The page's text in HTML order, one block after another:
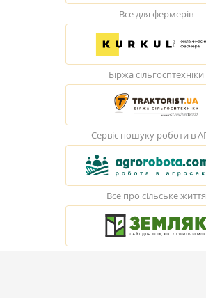
Все для фермерів
Біржа сільгосптехніки
Сервіс пошуку роботи в
Все про сільське життя